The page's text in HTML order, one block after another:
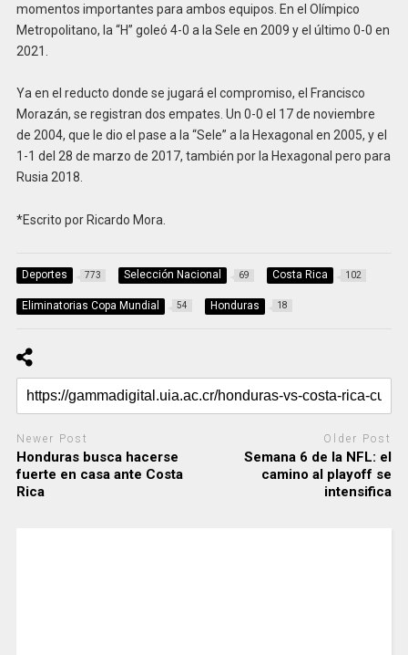
momentos importantes para ambos equipos. En el Olímpico
Metropolitano, la “H” goleó 4-0 a la Sele en 2009 y el último 0-0 en
2021.
Ya en el reducto donde se jugará el compromiso, el Francisco
Morazán, se registran dos empates. Un 0-0 el 17 de noviembre
de 2004, que le dio el pase a la “Sele” a la Hexagonal en 2005, y el
1-1 del 28 de marzo de 2017, también por la Hexagonal pero para
Rusia 2018.
*Escrito por Ricardo Mora.
Deportes 773 Selección Nacional 69 Costa Rica 102
Eliminatorias Copa Mundial 54 Honduras 18
Newer Post
Honduras busca hacerse
fuerte en casa ante Costa
Rica
Older Post
Semana 6 de la NFL: el
camino al playoff se
intensifica